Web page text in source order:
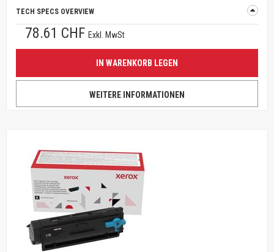
TECH SPECS OVERVIEW
78.61 CHF Exkl. MwSt
IN WARENKORB LEGEN
WEITERE INFORMATIONEN